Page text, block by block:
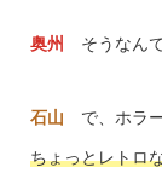
奥州 そうなんで
石山 で、ホラ
ちょっとレトロ